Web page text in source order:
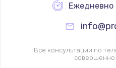
Ежедневно
Все консультации по
совершенно